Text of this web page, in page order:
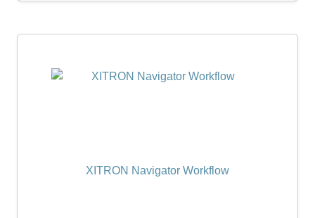
XITRON Navigator Workflow